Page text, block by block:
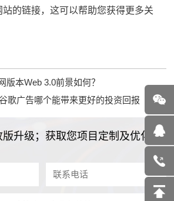
的链接，这可以帮助您获得更多关
版本Web 3.0前景如何？
歌广告哪个能带来更好的投资回报
版升级；获取您项目定制及优化报